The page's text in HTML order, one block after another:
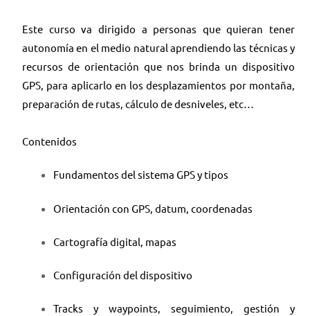
Este curso va dirigido a personas que quieran tener
autonomía en el medio natural aprendiendo las técnicas y
recursos de orientación que nos brinda un dispositivo
GPS, para aplicarlo en los desplazamientos por montaña,
preparación de rutas, cálculo de desniveles, etc…
Contenidos
Fundamentos del sistema GPS y tipos
Orientación con GPS, datum, coordenadas
Cartografía digital, mapas
Configuración del dispositivo
Tracks y waypoints, seguimiento, gestión y